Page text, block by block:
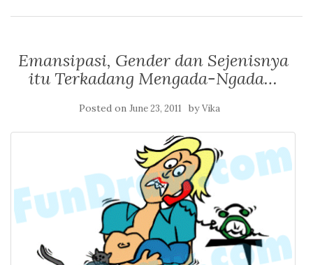
Emansipasi, Gender dan Sejenisnya
itu Terkadang Mengada-Ngada…
Posted on June 23, 2011 byVika